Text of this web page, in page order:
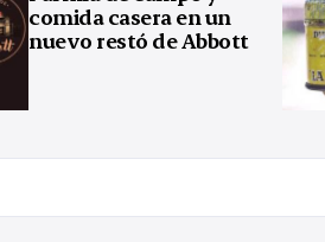
comida casera en un
nuevo restó de Abbott